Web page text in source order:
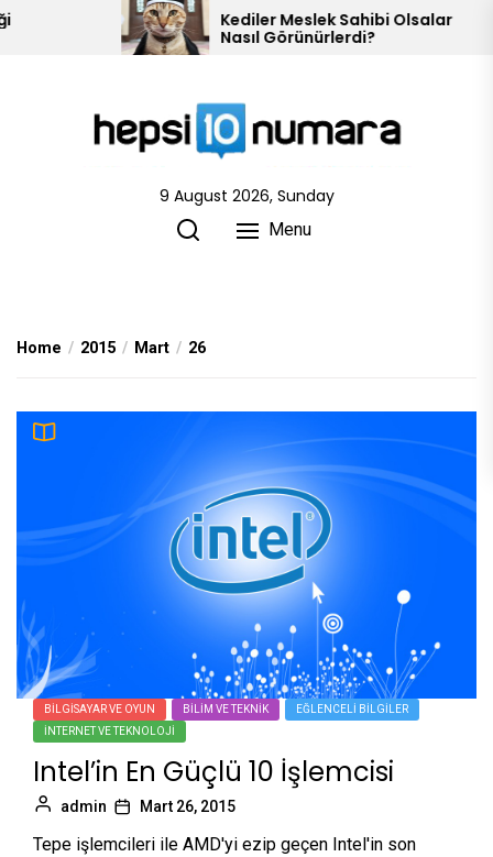
Skip
Kediler Meslek Sahibi Olsalar
Nasıl Görünürlerdi?
9 August 2026, Sunday
Menu
Home 2015 Mart 26
BILGISAYAR VE OYUN BILIM VE TEKNIK
EĞLENCELI BILGILER
İNTERNET VE TEKNOLOJI
Intel’in En Güçlü 10 İşlemcisi
admin Mart 26, 2015
Tepe işlemcileri ile AMD'yi ezip geçen Intel'in son